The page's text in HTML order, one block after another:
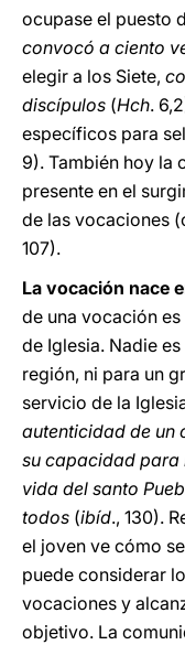
ocupase el puesto
convocó a ciento
elegir a los Siete,
discípulos (Hch.
específicos para
9). También hoy la
presente en el
de las vocaciones
107).
La vocación nace
de una vocación
de Iglesia. Nadie
región, ni para un
servicio de la
autenticidad de un
su capacidad para
vida del santo
todos (ibíd., 130).
el joven ve cómo
puede considerar
vocaciones y
objetivo. La